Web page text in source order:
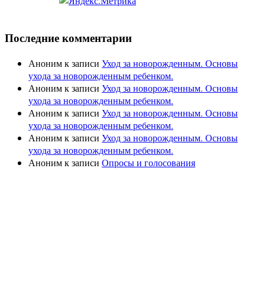
Последние комментарии
Анонимк записи Уход за новорожденным. Основы
ухода за новорожденным ребенком.
Анонимк записи Уход за новорожденным. Основы
ухода за новорожденным ребенком.
Анонимк записи Уход за новорожденным. Основы
ухода за новорожденным ребенком.
Анонимк записи Уход за новорожденным. Основы
ухода за новорожденным ребенком.
Анонимк записи Опросы и голосования